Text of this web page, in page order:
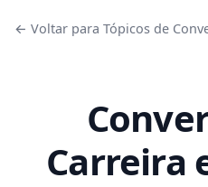
← Voltar para Tópicos de
Carreira